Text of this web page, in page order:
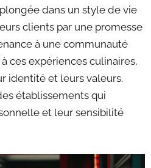
dans un style de vie
clients par une promesse
à une communauté
ces expériences culinaires,
identité et leurs valeurs.
établissements qui
et leur sensibilité